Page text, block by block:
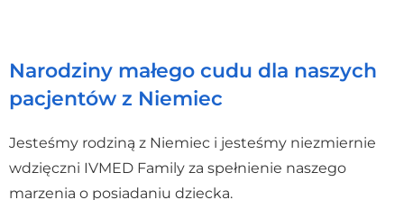
Narodziny małego cudu dla naszych
pacjentów z Niemiec
Jesteśmy rodziną z Niemiec i jesteśmy niezmiernie
wdzięczni IVMED Family za spełnienie naszego
marzenia o posiadaniu dziecka.